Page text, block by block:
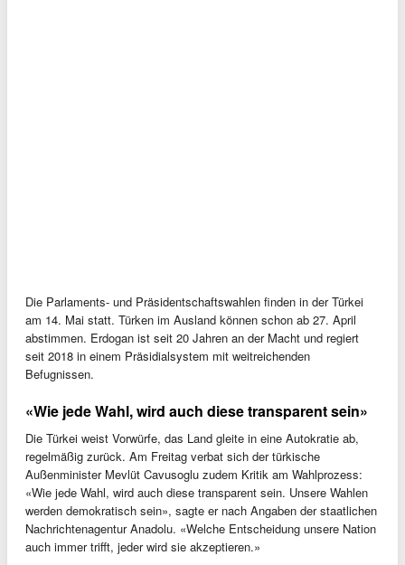
Die Parlaments- und Präsidentschaftswahlen finden in der Türkei
am 14. Mai statt. Türken im Ausland können schon ab 27. April
abstimmen. Erdogan ist seit 20 Jahren an der Macht und regiert
seit 2018 in einem Präsidialsystem mit weitreichenden
Befugnissen.
«Wie jede Wahl, wird auch diese transparent sein»
Die Türkei weist Vorwürfe, das Land gleite in eine Autokratie ab,
regelmäßig zurück. Am Freitag verbat sich der türkische
Außenminister Mevlüt Cavusoglu zudem Kritik am Wahlprozess:
«Wie jede Wahl, wird auch diese transparent sein. Unsere Wahlen
werden demokratisch sein», sagte er nach Angaben der staatlichen
Nachrichtenagentur Anadolu. «Welche Entscheidung unsere Nation
auch immer trifft, jeder wird sie akzeptieren.»